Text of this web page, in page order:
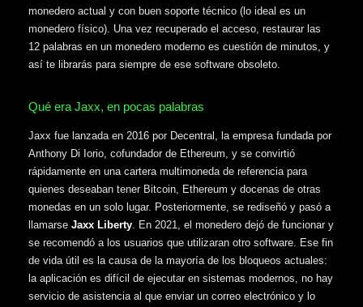
monedero actual y con buen soporte técnico (lo ideal es un
monedero físico). Una vez recuperado el acceso, restaurar las
12 palabras en un monedero moderno es cuestión de minutos, y
así te librarás para siempre de ese software obsoleto.
Qué era Jaxx, en pocas palabras
Jaxx fue lanzada en 2016 por Decentral, la empresa fundada por
Anthony Di Iorio, cofundador de Ethereum, y se convirtió
rápidamente en una cartera multimoneda de referencia para
quienes deseaban tener Bitcoin, Ethereum y docenas de otras
monedas en un solo lugar. Posteriormente, se rediseñó y pasó a
llamarse Jaxx Liberty. En 2021, el monedero dejó de funcionar y
se recomendó a los usuarios que utilizaran otro software. Ese fin
de vida útil es la causa de la mayoría de los bloqueos actuales:
la aplicación es difícil de ejecutar en sistemas modernos, no hay
servicio de asistencia al que enviar un correo electrónico y lo